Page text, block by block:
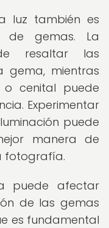
luz también es
gemas. La
resaltar las
gema, mientras
cenital puede
Experimentar
puede
manera de
fotografía.
puede afectar
de las gemas
es fundamental